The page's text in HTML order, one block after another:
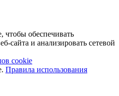
обеспечивать
сайта и анализировать сетевой
cookie
Правила использования